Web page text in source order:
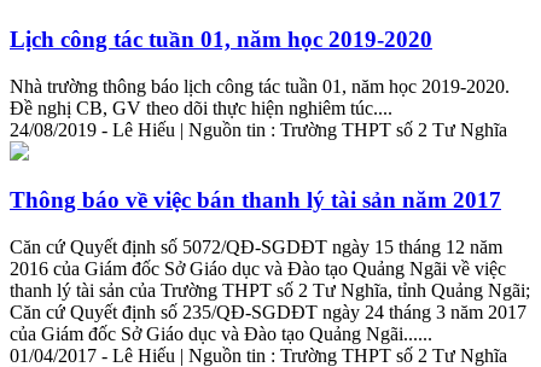
Lịch công tác tuần 01, năm học 2019-2020
Nhà trường thông báo lịch công tác tuần 01, năm học 2019-2020.
Đề nghị CB, GV theo dõi thực hiện nghiêm túc....
24/08/2019 - Lê Hiếu | Nguồn tin : Trường THPT số 2 Tư Nghĩa
Thông báo về việc bán thanh lý tài sản năm 2017
Căn cứ Quyết định số 5072/QĐ-SGDĐT ngày 15 tháng 12 năm
2016 của Giám đốc Sở Giáo dục và Đào tạo Quảng Ngãi về việc
thanh lý tài sản của Trường THPT số 2 Tư Nghĩa, tỉnh Quảng Ngãi;
Căn cứ Quyết định số 235/QĐ-SGDĐT ngày 24 tháng 3 năm 2017
của Giám đốc Sở Giáo dục và Đào tạo Quảng Ngãi......
01/04/2017 - Lê Hiếu | Nguồn tin : Trường THPT số 2 Tư Nghĩa